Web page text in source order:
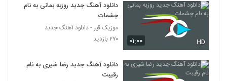
دانلود آهنگ ساسان محقق عطرت
5368
موزیک زیبای ای یار از رضا یوسفی پور
۲۲۷ بازدید
۰۱:۰۰ HD
دانلود آهنگ جدید روزبه بمانی به نام
چشمات
موزیک قیر - دانلود آهنگ جدبد
۲۷۰ بازدید
دانلود آهنگ جدید رضا شیری به نام
رقیبت